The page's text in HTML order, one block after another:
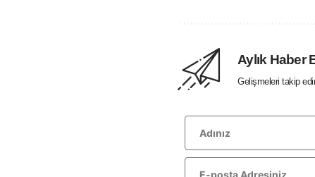
Aylık Haber
Gelişmeleri takip